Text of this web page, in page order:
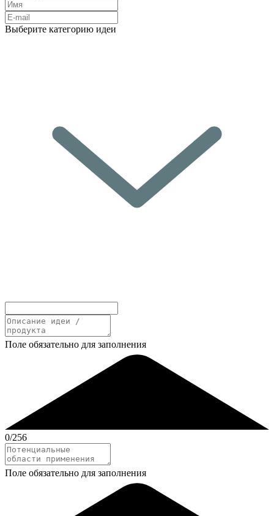
Выберите категорию идеи
Поле обязательно для заполнения
0/256
Поле обязательно для заполнения